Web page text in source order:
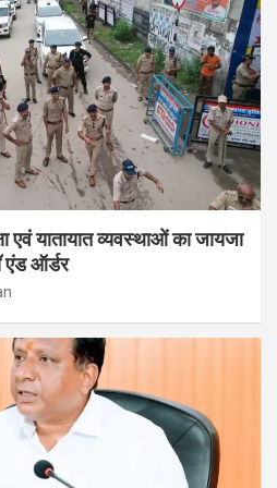
एवं यातायात व्यवस्थाओं का जायजा
एंड ऑर्डर